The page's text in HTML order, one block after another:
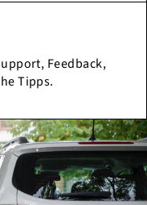
Feedback,
Tipps.